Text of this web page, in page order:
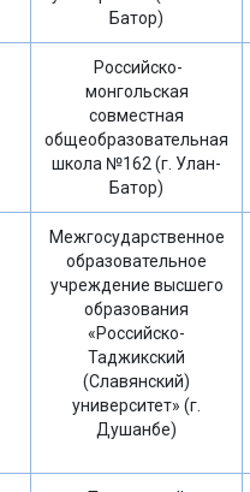
Батор)
Российско-
монгольская
совместная
общеобразовательная
школа №162 (г. Улан-
Батор)
Межгосударственное
образовательное
учреждение высшего
образования
«Российско-
Таджикский
(Славянский)
университет» (г.
Душанбе)